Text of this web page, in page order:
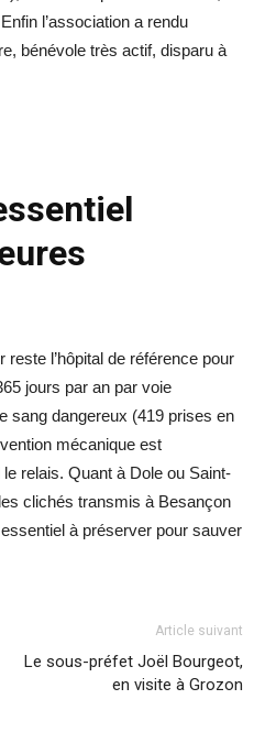
l’association a rendu
bénévole très actif, disparu à
l’hôpital de référence pour
jours par an par voie
sang dangereux (419 prises en
mécanique est
relais. Quant à Dole ou Saint-
clichés transmis à Besançon
à préserver pour sauver
Article suivant
Le sous-préfet Joël Bourgeot,
en visite à Grozon